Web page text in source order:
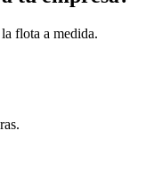
flota a medida.